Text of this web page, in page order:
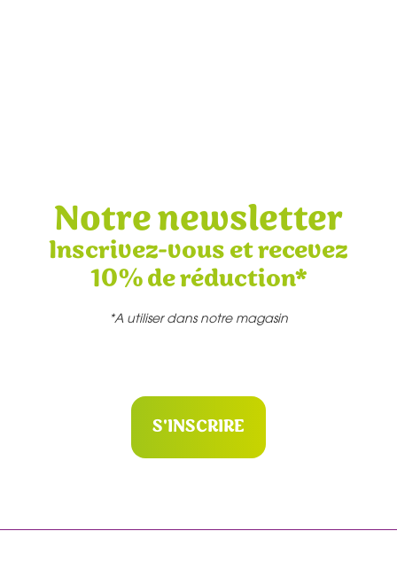
Notre newsletter
Inscrivez-vous et recevez
10% de réduction*
*A utiliser dans notre magasin
S'INSCRIRE